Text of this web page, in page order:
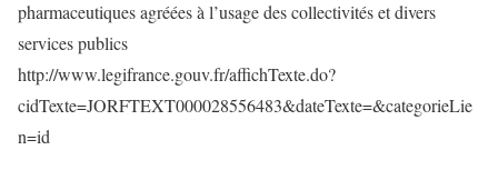
pharmaceutiques agréées à l’usage des collectivités et divers
services publics
http://www.legifrance.gouv.fr/affichTexte.do?
cidTexte=JORFTEXT000028556483&dateTexte=&categorieLie
n=id